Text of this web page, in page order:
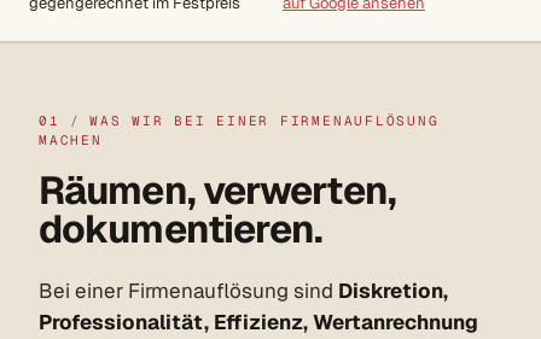
01 /
WAS WIR BEI EINER FIRMENAUFLÖSUNG
MACHEN
Räumen, verwerten,
dokumentieren.
Bei einer Firmenauflösung sind Diskretion,
Professionalität, Effizienz, Wertanrechnung